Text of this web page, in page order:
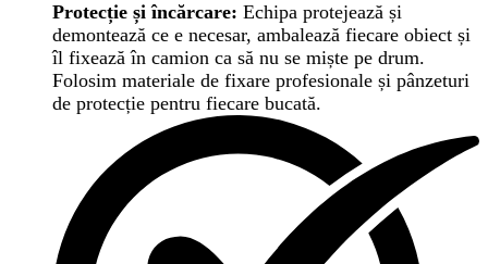
Protecție și încărcare: Echipa protejează și
demontează ce e necesar, ambalează fiecare obiect și
îl fixează în camion ca să nu se miște pe drum.
Folosim materiale de fixare profesionale și pânzeturi
de protecție pentru fiecare bucată.